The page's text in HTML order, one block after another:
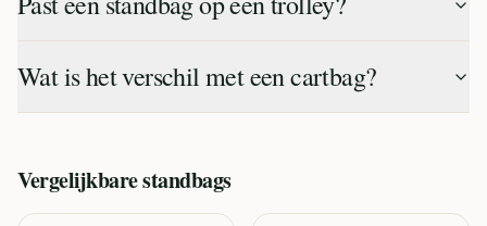
Wat is het verschil met een cartbag?
Vergelijkbarestandbags